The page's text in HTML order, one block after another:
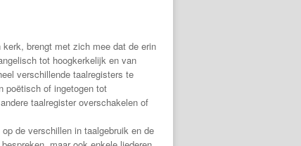
brengt met zich mee dat de erin
tot hoogkerkelijk en van
verschillende taalregisters te
poëtisch of ingetogen tot
taalregister overschakelen of
de verschillen in taalgebruik en de